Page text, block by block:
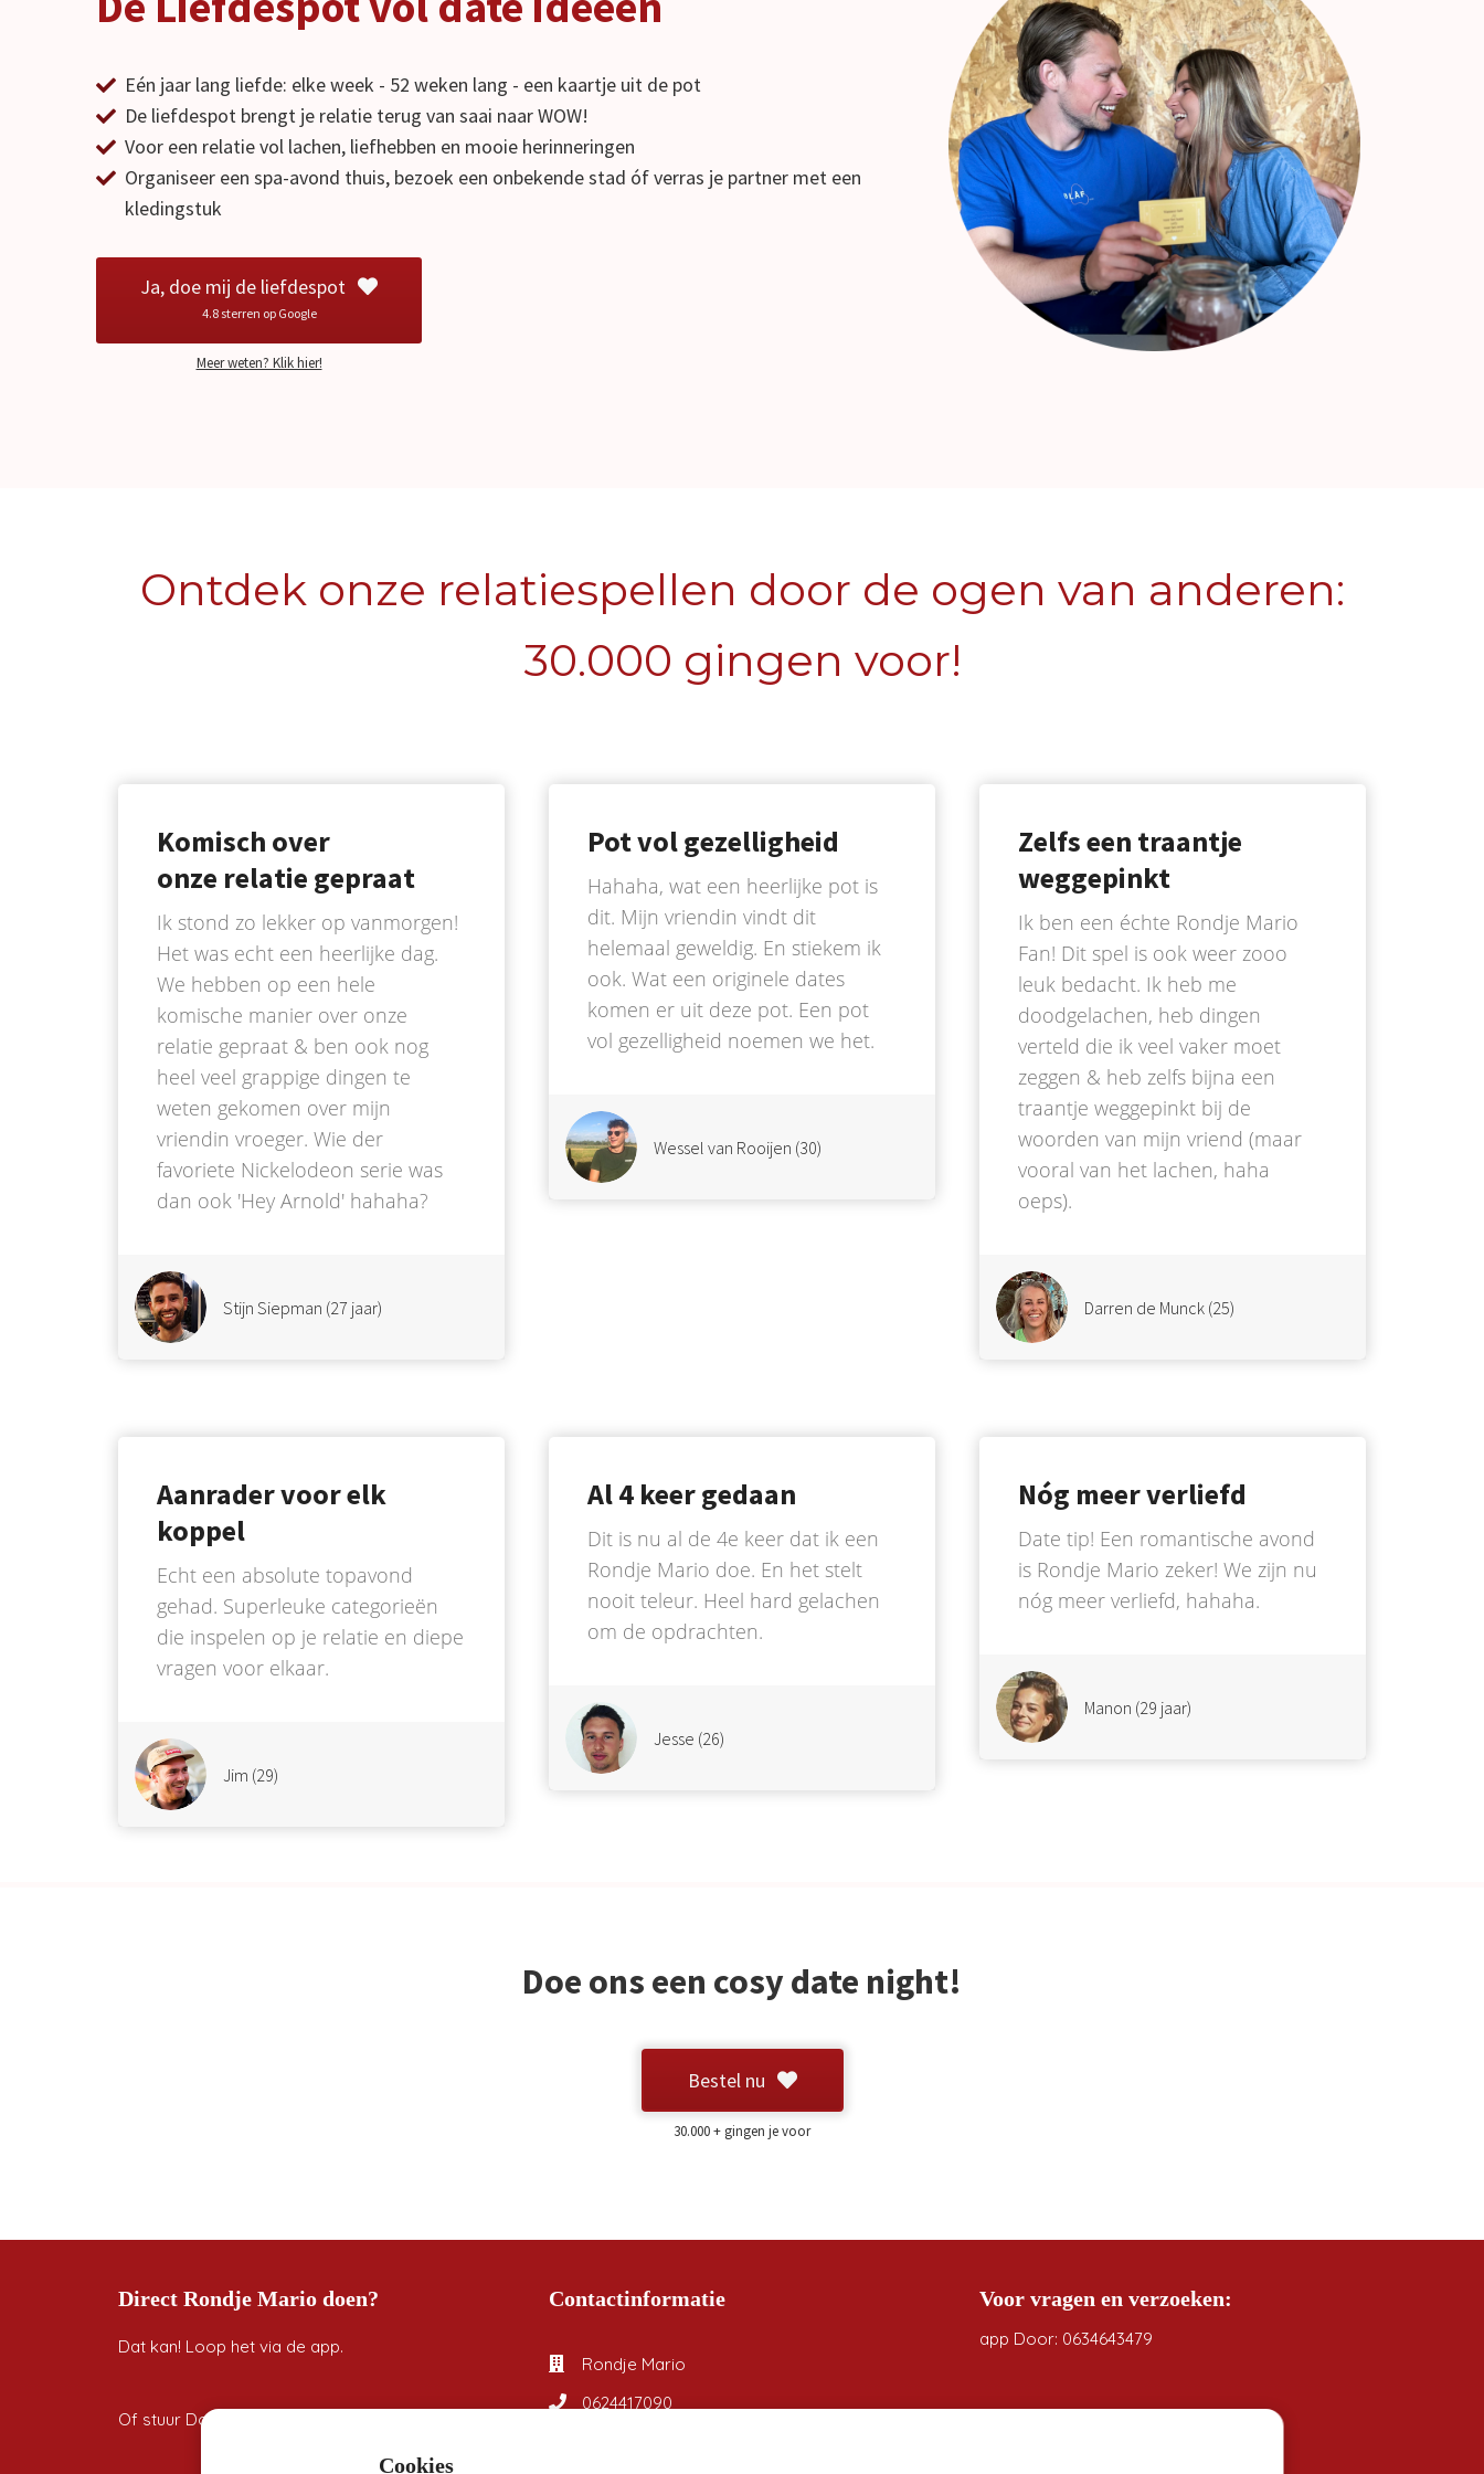
Eén jaar lang liefde: elke week - 52 weken lang - een kaartje uit de pot
De liefdespot brengt je relatie terug van saai naar WOW!
Voor een relatie vol lachen, liefhebben en mooie herinneringen
Organiseer een spa-avond thuis, bezoek een onbekende stad óf verras je partner met een
kledingstuk
Ja, doe mij de liefdespot
4.8 sterren op Google
Meer weten? Klik hier!
Ontdek onze relatiespellen door de ogen van anderen:
30.000 gingen voor!
Komisch over
onze relatie gepraat
Ik stond zo lekker op vanmorgen!
Het was echt een heerlijke dag.
We hebben op een hele
komische manier over onze
relatie gepraat & ben ook nog
heel veel grappige dingen te
weten gekomen over mijn
vriendin vroeger. Wie der
favoriete Nickelodeon serie was
dan ook 'Hey Arnold' hahaha?
Stijn Siepman (27 jaar)
Pot vol gezelligheid
Hahaha, wat een heerlijke pot is
dit. Mijn vriendin vindt dit
helemaal geweldig. En stiekem ik
ook. Wat een originele dates
komen er uit deze pot. Een pot
vol gezelligheid noemen we het.
Wessel van Rooijen (30)
Zelfs een traantje
weggepinkt
Ik ben een échte Rondje Mario
Fan! Dit spel is ook weer zooo
leuk bedacht. Ik heb me
doodgelachen, heb dingen
verteld die ik veel vaker moet
zeggen & heb zelfs bijna een
traantje weggepinkt bij de
woorden van mijn vriend (maar
vooral van het lachen, haha
oeps).
Darren de Munck (25)
Aanrader voor elk
koppel
Echt een absolute topavond
gehad. Superleuke categorieën
die inspelen op je relatie en diepe
vragen voor elkaar.
Jim (29)
Al 4 keer gedaan
Dit is nu al de 4e keer dat ik een
Rondje Mario doe. En het stelt
nooit teleur. Heel hard gelachen
om de opdrachten.
Jesse (26)
Nóg meer verliefd
Date tip! Een romantische avond
is Rondje Mario zeker! We zijn nu
nóg meer verliefd, hahaha.
Manon (29 jaar)
Doe ons een cosy date night!
Bestel nu
30.000 + gingen je voor
Direct Rondje Mario doen?
Dat kan! Loop het via de app.
Of stuur Door een berichtje: 0634643479
Contactinformatie
Rondje Mario
0624417090
Voor vragen en verzoeken:
app Door: 0634643479
Cookies